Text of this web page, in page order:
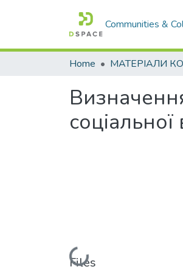
Communities &
Home
Loading...
Files